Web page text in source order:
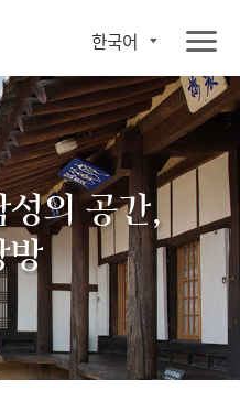
한국어
의 공간,
방